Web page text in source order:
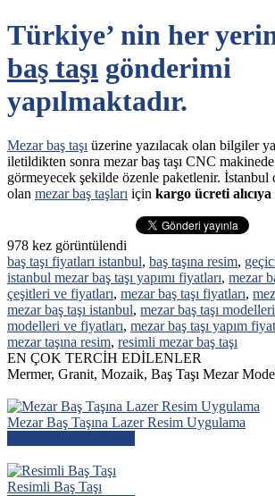
Türkiye’ nin her
baş taşı gönderimi
yapılmaktadır.
Mezar baş taşı üzerine yazılacak olan bilgiler
iletildikten sonra mezar baş taşı CNC makinede
görmeyecek şekilde özenle paketlenir. İstanbul
olan mezar baş taşları için kargo ücreti
978 kez görüntülendi
baş taşı fiyatları istanbul, baş taşına resim,
istanbul mezar baş taşı yapımı fiyatları, mezar
çeşitleri ve fiyatları, mezar baş taşı fiyatları,
mezar baş taşı istanbul, mezar baş taşı modelleri
modelleri ve fiyatları, mezar baş taşı yapım
mezar taşına resim, resimli mezar baş taşı
EN ÇOK TERCİH EDİLENLER
Mermer, Granit, Mozaik, Baş Taşı Mezar
Mezar Baş Taşına Lazer Resim Uygulama
Resimli Baş Taşı